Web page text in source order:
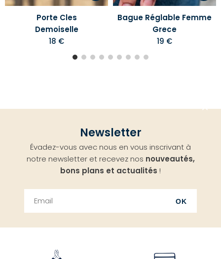
Porte Cles
Demoiselle
18 €
Bague Réglable Femme
Grece
19 €
Newsletter
Évadez-vous avec nous en vous inscrivant à
notre newsletter et recevez nos nouveautés,
bons plans et actualités !
OK